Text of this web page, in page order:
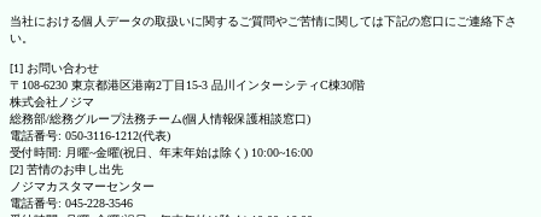
当社における個人データの取扱いに関するご質問やご苦情に関しては下記の窓口にご連絡下さ
い。
[1] お問い合わせ
〒108-6230 東京都港区港南2丁目15-3 品川インターシティC棟30階
株式会社ノジマ
総務部/総務グループ法務チーム(個人情報保護相談窓口)
電話番号: 050-3116-1212(代表)
受付時間: 月曜~金曜(祝日、年末年始は除く) 10:00~16:00
[2] 苦情のお申し出先
ノジマカスタマーセンター
電話番号: 045-228-3546